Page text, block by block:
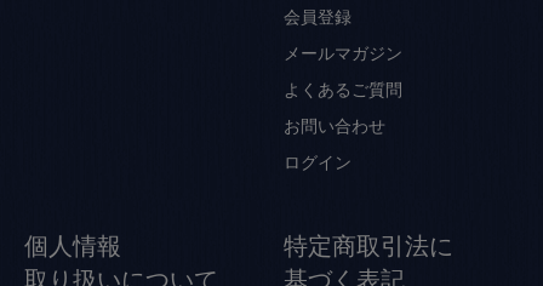
会員登録
メールマガジン
よくあるご質問
お問い合わせ
ログイン
個人情報
取り扱いについて
特定商取引法に
基づく表記